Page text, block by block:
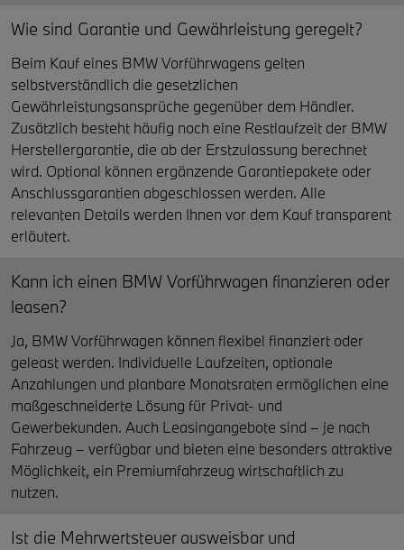
Wie sind Garantie und Gewährleistung geregelt?
Beim Kauf eines BMW Vorführwagens gelten
selbstverständlich die gesetzlichen
Gewährleistungsansprüche gegenüber dem Händler.
Zusätzlich besteht häufig noch eine Restlaufzeit der BMW
Herstellergarantie, die ab der Erstzulassung berechnet
wird. Optional können ergänzende Garantiepakete oder
Anschlussgarantien abgeschlossen werden. Alle
relevanten Details werden Ihnen vor dem Kauf transparent
erläutert.
Kann ich einen BMW Vorführwagen finanzieren oder
leasen?
Ja, BMW Vorführwagen können flexibel finanziert oder
geleast werden. Individuelle Laufzeiten, optionale
Anzahlungen und planbare Monatsraten ermöglichen eine
maßgeschneiderte Lösung für Privat- und
Gewerbekunden. Auch Leasingangebote sind – je nach
Fahrzeug – verfügbar und bieten eine besonders attraktive
Möglichkeit, ein Premiumfahrzeug wirtschaftlich zu
nutzen.
Ist die Mehrwertsteuer ausweisbar und